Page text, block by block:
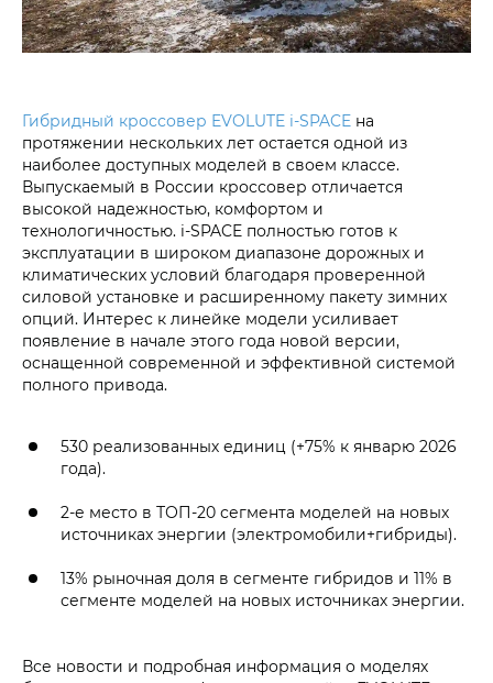
Гибридный кроссовер EVOLUTE i‑SPACE на
протяжении нескольких лет остается одной из
наиболее доступных моделей в своем классе.
Выпускаемый в России кроссовер отличается
высокой надежностью, комфортом и
технологичностью. i‑SPACE полностью готов к
эксплуатации в широком диапазоне дорожных и
климатических условий благодаря проверенной
силовой установке и расширенному пакету зимних
опций. Интерес к линейке модели усиливает
появление в начале этого года новой версии,
оснащенной современной и эффективной системой
полного привода.
530 реализованных единиц (+75% к январю 2026
года).
2-е место в ТОП-20 сегмента моделей на новых
источниках энергии (электромобили+гибриды).
13% рыночная доля в сегменте гибридов и 11% в
сегменте моделей на новых источниках энергии.
Все новости и подробная информация о моделях